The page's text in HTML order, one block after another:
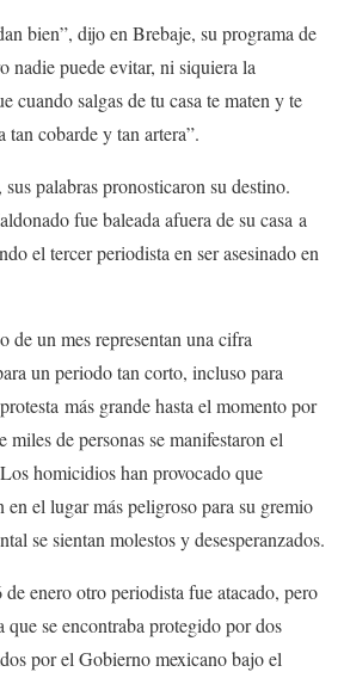
bien”, dijo en Brebaje, su programa de
nadie puede evitar, ni siquiera la
cuando salgas de tu casa te maten y te
tan cobarde y tan artera”.
palabras pronosticaron su destino.
fue baleada afuera de su casa a
el tercer periodista en ser asesinado en
de un mes representan una cifra
un periodo tan corto, incluso para
más grande hasta el momento por
miles de personas se manifestaron el
homicidios han provocado que
en el lugar más peligroso para su gremio
se sientan molestos y desesperanzados.
enero otro periodista fue atacado, pero
que se encontraba protegido por dos
por el Gobierno mexicano bajo el